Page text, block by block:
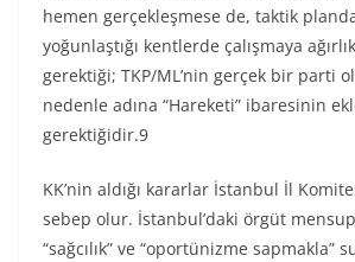
hemen gerçekleşmese de, taktik
yoğunlaştığı kentlerde çalışmaya
gerektiği; TKP/ML’nin gerçek bir parti
nedenle adına “Hareketi” ibaresinin
gerektiğidir.9
KK’nin aldığı kararlar İstanbul İl
sebep olur. İstanbul’daki örgüt
“sağcılık” ve “oportünizme sapmakla”